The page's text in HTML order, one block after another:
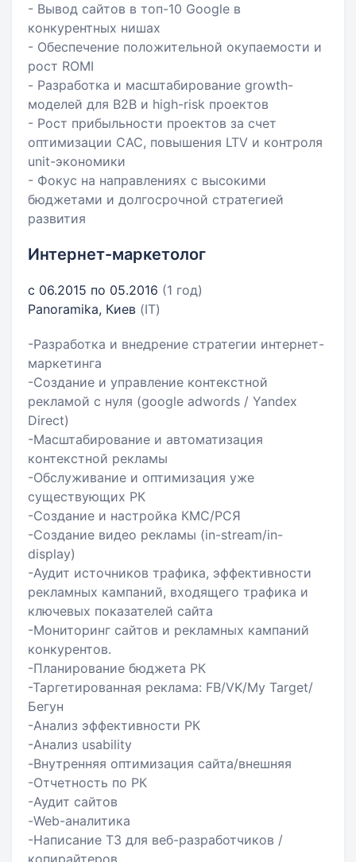
- Вывод сайтов в топ-10 Google в
конкурентных нишах
- Обеспечение положительной окупаемости и
рост ROMI
- Разработка и масштабирование growth-
моделей для B2B и high-risk проектов
- Рост прибыльности проектов за счет
оптимизации CAC, повышения LTV и контроля
unit-экономики
- Фокус на направлениях с высокими
бюджетами и долгосрочной стратегией
развития
Интернет-маркетолог
с 06.2015 по 05.2016 (1 год)
Panoramika, Киев (IT)
-Разработка и внедрение стратегии интернет-
маркетинга
-Создание и управление контекстной
рекламой с нуля (google adwords / Yandex
Direct)
-Масштабирование и автоматизация
контекстной рекламы
-Обслуживание и оптимизация уже
существующих РК
-Создание и настройка КМС/РСЯ
-Создание видео рекламы (in-stream/in-
display)
-Аудит источников трафика, эффективности
рекламных кампаний, входящего трафика и
ключевых показателей сайта
-Мониторинг сайтов и рекламных кампаний
конкурентов.
-Планирование бюджета РК
-Таргетированная реклама: FB/VK/My Target/
Бегун
-Анализ эффективности РК
-Анализ usability
-Внутренняя оптимизация сайта/внешняя
-Отчетность по РК
-Аудит сайтов
-Web-аналитика
-Написание ТЗ для веб-разработчиков /
копирайтеров